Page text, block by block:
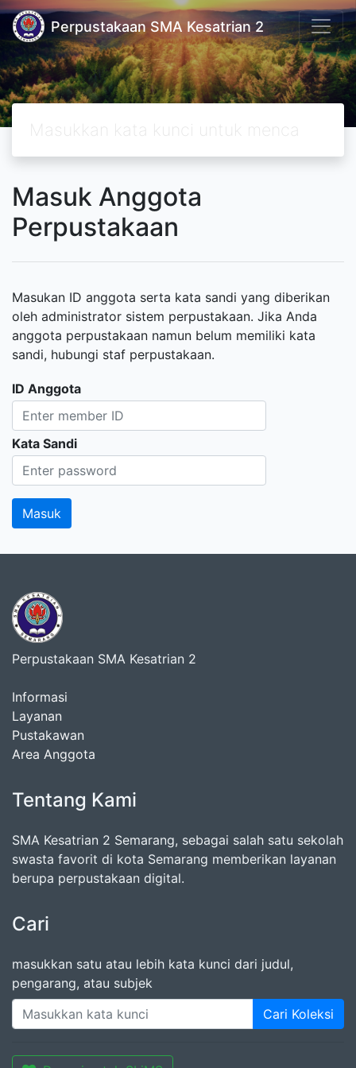
Perpustakaan SMA Kesatrian 2
Masuk Anggota
Perpustakaan
Masukan ID anggota serta kata sandi yang diberikan
oleh administrator sistem perpustakaan. Jika Anda
anggota perpustakaan namun belum memiliki kata
sandi, hubungi staf perpustakaan.
ID Anggota
Kata Sandi
Perpustakaan SMA Kesatrian 2
Informasi
Layanan
Pustakawan
Area Anggota
Tentang Kami
SMA Kesatrian 2 Semarang, sebagai salah satu sekolah
swasta favorit di kota Semarang memberikan layanan
berupa perpustakaan digital.
Cari
masukkan satu atau lebih kata kunci dari judul,
pengarang, atau subjek
Cari Koleksi